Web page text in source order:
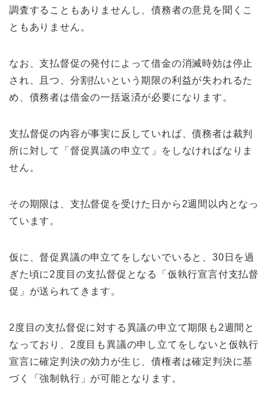
調査することもありませんし、債務者の意見を聞くこ
ともありません。
なお、支払督促の発付によって借金の消滅時効は停止
され、且つ、分割払いという期限の利益が失われるた
め、債務者は借金の一括返済が必要になります。
支払督促の内容が事実に反していれば、債務者は裁判
所に対して「督促異議の申立て」をしなければなりま
せん。
その期限は、支払督促を受けた日から2週間以内となっ
ています。
仮に、督促異議の申立てをしないでいると、30日を過
ぎた頃に2度目の支払督促となる「仮執行宣言付支払督
促」が送られてきます。
2度目の支払督促に対する異議の申立て期限も2週間と
なっており、2度目も異議の申し立てをしないと仮執行
宣言に確定判決の効力が生じ、債権者は確定判決に基
づく「強制執行」が可能となります。